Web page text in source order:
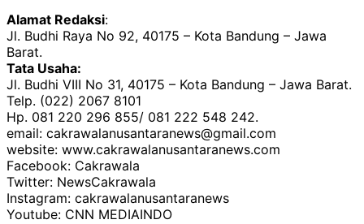
Alamat Redaksi:
Jl. Budhi Raya No 92, 40175 – Kota Bandung – Jawa
Barat.
Tata Usaha:
Jl. Budhi VIII No 31, 40175 – Kota Bandung – Jawa Barat.
Telp. (022) 2067 8101
Hp. 081 220 296 855/ 081 222 548 242.
email: cakrawalanusantaranews@gmail.com
website: www.cakrawalanusantaranews.com
Facebook: Cakrawala
Twitter: NewsCakrawala
Instagram: cakrawalanusantaranews
Youtube: CNN MEDIAINDO